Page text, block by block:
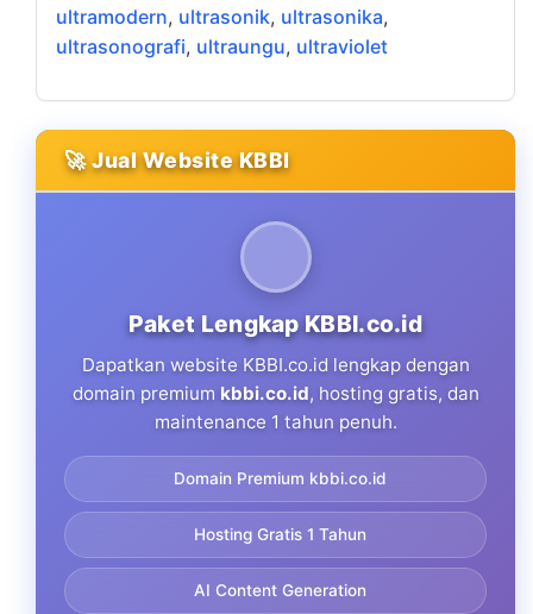
ultramodern, ultrasonik, ultrasonika,
ultrasonografi, ultraungu, ultraviolet
🚀 Jual Website KBBI
Paket Lengkap KBBI.co.id
Dapatkan website KBBI.co.id lengkap dengan
domain premium kbbi.co.id, hosting gratis, dan
maintenance 1 tahun penuh.
Domain Premium kbbi.co.id
Hosting Gratis 1 Tahun
AI Content Generation